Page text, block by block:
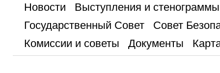
Новости
Выступления и стенограммы
Государственный Совет
Совет
Комиссии и советы
Документы